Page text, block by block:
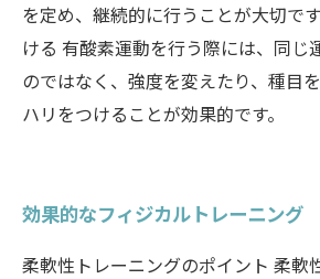
を定め、継続的に行うことが大切で
ける 有酸素運動を行う際には、同じ
のではなく、強度を変えたり、種目
ハリをつけることが効果的です。
効果的なフィジカルトレーニング
柔軟性トレーニングのポイント 柔軟